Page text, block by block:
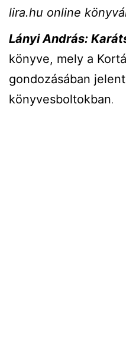
lira.hu online
Lányi András:
könyve, mely a
gondozásában
könyvesboltokban.